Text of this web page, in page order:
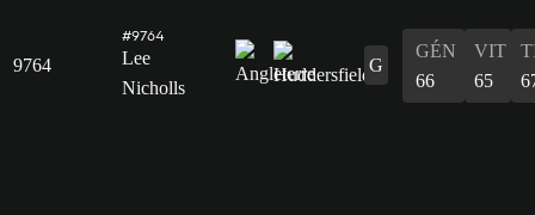
9764
#9764
Lee
Nicholls
G
GÉN
66
VIT
65